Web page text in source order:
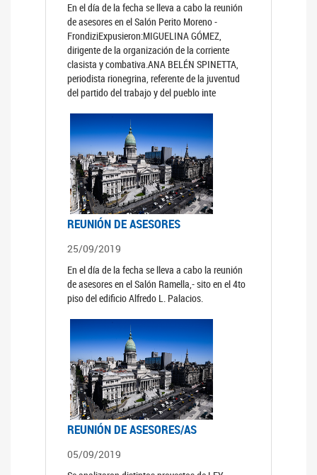
En el día de la fecha se lleva a cabo la reunión
de asesores en el Salón Perito Moreno -
FrondiziExpusieron:MIGUELINA GÓMEZ,
dirigente de la organización de la corriente
clasista y combativa.ANA BELÉN SPINETTA,
periodista rionegrina, referente de la juventud
del partido del trabajo y del pueblo inte
REUNIÓN DE ASESORES
25/09/2019
En el día de la fecha se lleva a cabo la reunión
de asesores en el Salón Ramella,- sito en el 4to
piso del edificio Alfredo L. Palacios.
REUNIÓN DE ASESORES/AS
05/09/2019